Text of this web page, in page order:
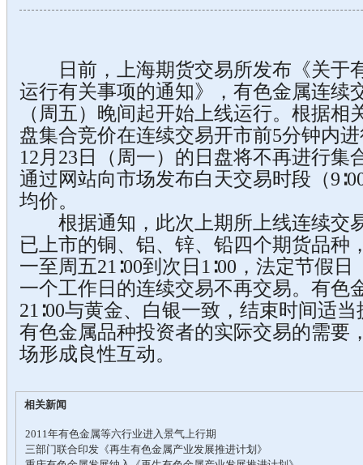
日前，上海期货交易所发布《关于
运行有关事项的通知》，有色金属连续
（周五）晚间起开始上线运行。根据相
盘集合竞价在连续交易开市前5分钟内进
12月23日（周一）的日盘将不再进行集
通过网站向市场发布白天交易时段（
均价。
根据通知，此次上期所上线连续交
已上市的铜、铝、锌、铅四个期货品种
一至周五21∶00到次日1∶00，法定节假
一个工作日的连续交易不再交易。有色
21∶00与黄金、白银一致，结束时间适
有色金属品种投资者的实际交易的需要
场形成良性互动。
相关新闻